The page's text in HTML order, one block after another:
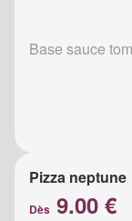
Base sauce
Pizza neptune
Dès 9.00 €